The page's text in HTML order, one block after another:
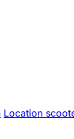
Location